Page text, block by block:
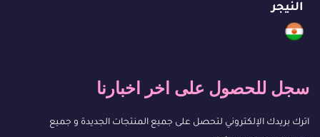
النيجر
سجل للحصول على اخر اخبارنا
اترك بريدك الإلكتروني لتحصل على جميع المنتجات الجديدة و جميع